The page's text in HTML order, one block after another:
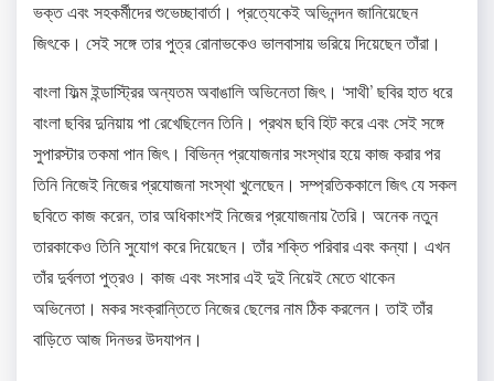
ভক্ত এবং সহকর্মীদের শুভেচ্ছাবার্তা। প্রত্যেকেই অভিনন্দন জানিয়েছেন
জিৎকে। সেই সঙ্গে তার পুত্র রোনাভকেও ভালবাসায় ভরিয়ে দিয়েছেন তাঁরা।
বাংলা ফিল্ম ইন্ডাস্ট্রির অন্যতম অবাঙালি অভিনেতা জিৎ। ‘সাথী’ ছবির হাত ধরে
বাংলা ছবির দুনিয়ায় পা রেখেছিলেন তিনি। প্রথম ছবি হিট করে এবং সেই সঙ্গে
সুপারস্টার তকমা পান জিৎ। বিভিন্ন প্রযোজনার সংস্থার হয়ে কাজ করার পর
তিনি নিজেই নিজের প্রযোজনা সংস্থা খুলেছেন। সম্প্রতিককালে জিৎ যে সকল
ছবিতে কাজ করেন, তার অধিকাংশই নিজের প্রযোজনায় তৈরি। অনেক নতুন
তারকাকেও তিনি সুযোগ করে দিয়েছেন। তাঁর শক্তি পরিবার এবং কন্যা। এখন
তাঁর দুর্বলতা পুত্রও। কাজ এবং সংসার এই দুই নিয়েই মেতে থাকেন
অভিনেতা। মকর সংক্রান্তিতে নিজের ছেলের নাম ঠিক করলেন। তাই তাঁর
বাড়িতে আজ দিনভর উদযাপন।